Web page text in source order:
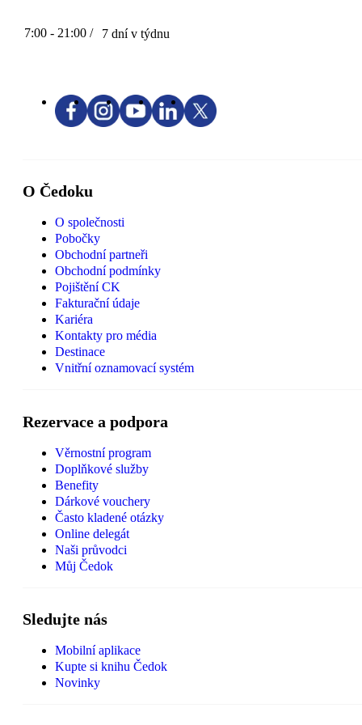
7:00 - 21:00 / 7 dní v týdnu
O Čedoku
O společnosti
Pobočky
Obchodní partneři
Obchodní podmínky
Pojištění CK
Fakturační údaje
Kariéra
Kontakty pro média
Destinace
Vnitřní oznamovací systém
Rezervace a podpora
Věrnostní program
Doplňkové služby
Benefity
Dárkové vouchery
Často kladené otázky
Online delegát
Naši průvodci
Můj Čedok
Sledujte nás
Mobilní aplikace
Kupte si knihu Čedok
Novinky